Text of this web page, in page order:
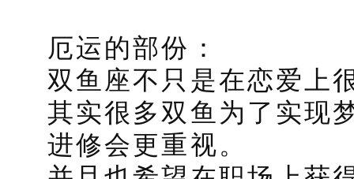
厄运的部份：
双鱼座不只是在恋爱上
其实很多双鱼为了实现
进修会更重视。